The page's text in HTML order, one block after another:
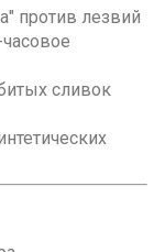
против лезвий
сливок